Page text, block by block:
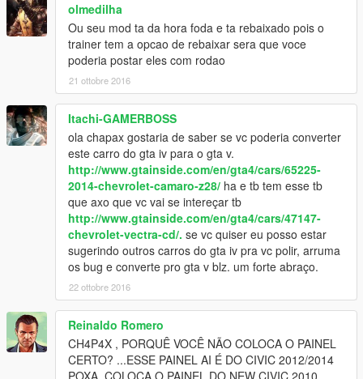
olmedilha
Ou seu mod ta da hora foda e ta rebaixado pois o
trainer tem a opcao de rebaixar sera que voce
poderia postar eles com rodao
21 ottobre 2016
Itachi-GAMERBOSS
ola chapax gostaria de saber se vc poderia converter
este carro do gta iv para o gta v.
http://www.gtainside.com/en/gta4/cars/65225-
2014-chevrolet-camaro-z28/ ha e tb tem esse tb
que axo que vc vai se intereçar tb
http://www.gtainside.com/en/gta4/cars/47147-
chevrolet-vectra-cd/. se vc quiser eu posso estar
sugerindo outros carros do gta iv pra vc polir, arruma
os bug e converte pro gta v blz. um forte abraço.
22 ottobre 2016
Reinaldo Romero
CH4P4X , PORQUÊ VOCÊ NÃO COLOCA O PAINEL
CERTO? ...ESSE PAINEL AI É DO CIVIC 2012/2014